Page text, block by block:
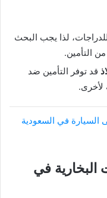
لذا يجب البحث
التأمين.
قد توفر التأمين ضد
لأخرى.
في السعودية
البخارية في